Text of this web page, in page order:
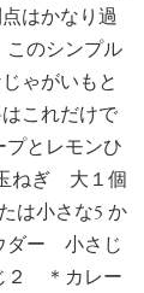
はかなり過
このシンプル
ゃがいもと
これだけで
とレモンひ
ねぎ 大１個
は小さな5 か
ダー 小さじ
２ ＊カレー